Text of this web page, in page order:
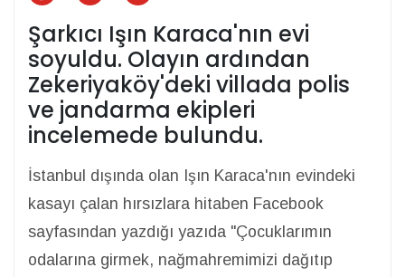
Şarkıcı Işın Karaca'nın evi
soyuldu. Olayın ardından
Zekeriyaköy'deki villada polis
ve jandarma ekipleri
incelemede bulundu.
İstanbul dışında olan Işın Karaca'nın evindeki
kasayı çalan hırsızlara hitaben Facebook
sayfasından yazdığı yazıda "Çocuklarımın
odalarına girmek, nağmahremimizi dağıtıp